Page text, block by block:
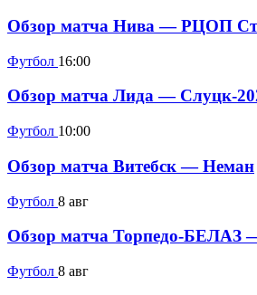
Обзор матча Нива — РЦОП
Футбол 16:00
Обзор матча Лида — Слуцк-
Футбол 10:00
Обзор матча Витебск — Неман
Футбол 8 авг
Обзор матча Торпедо-БЕЛАЗ
Футбол 8 авг